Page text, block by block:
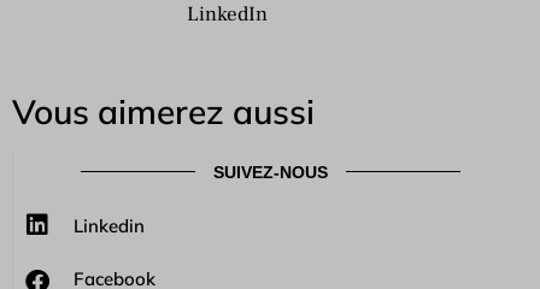
LinkedIn
Vous aimerez aussi
SUIVEZ-NOUS
Linkedin
Facebook